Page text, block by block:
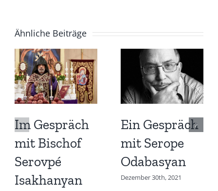
Ähnliche Beiträge
Im Gespräch
mit Bischof
Serovpé
Isakhanyan
Ein Gespräch
mit Serope
Odabasyan
Dezember 30th, 2021